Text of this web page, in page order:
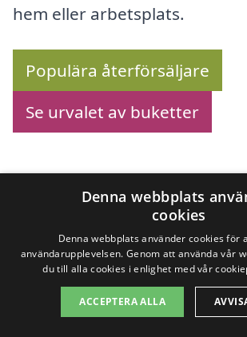
hem eller arbetsplats.
Populära återförsäljare
Se urvalet av buketter
Köp blommor
Se utbudet här!
Letar du efter attskicka
Denna webbplats
cookies
Denna webbplats använder cookies för
användarupplevelsen. Genom att använda vår
du till alla cookies i enlighet med vår
ACCEPTERA ALLA